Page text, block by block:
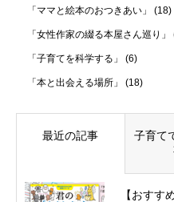
「ママと絵本のおつきあい」 (18)
「女性作家の綴る本屋さん巡り」
「子育てを科学する」 (6)
「本と出会える場所」 (18)
最近の記事
子育て
【おすす